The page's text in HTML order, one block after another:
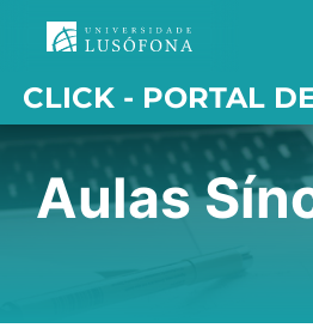
CLICK - PORTAL
Aulas